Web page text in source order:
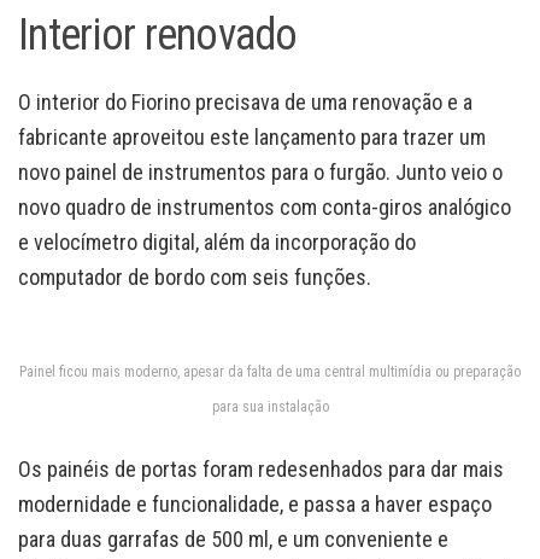
Interior renovado
O interior do Fiorino precisava de uma renovação e a
fabricante aproveitou este lançamento para trazer um
novo painel de instrumentos para o furgão. Junto veio o
novo quadro de instrumentos com conta-giros analógico
e velocímetro digital, além da incorporação do
computador de bordo com seis funções.
Painel ficou mais moderno, apesar da falta de uma central multimídia ou preparação
para sua instalação
Os painéis de portas foram redesenhados para dar mais
modernidade e funcionalidade, e passa a haver espaço
para duas garrafas de 500 ml, e um conveniente e